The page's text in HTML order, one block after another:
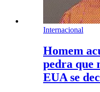
Internacional
Homem
pedra que
EUA se